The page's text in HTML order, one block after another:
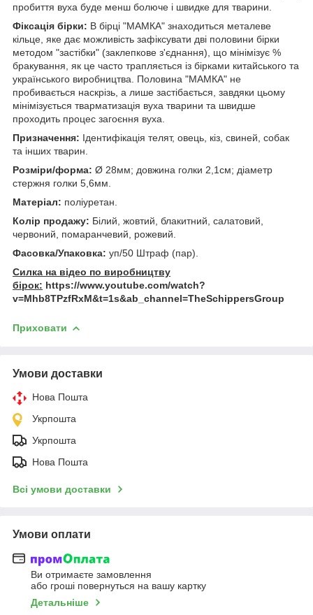
пробиття вуха буде менш болюче і швидке для тварини.
Фіксація бірки: В бірці "МАМКА" знаходиться металеве
кільце, яке дає можливість зафіксувати дві половини бірки
методом "застібки" (заклепкове з'єднання), що мінімізує %
бракування, як це часто трапляється із бірками китайського та
українського виробництва. Половина "МАМКА" не
пробивається наскрізь, а лише застібається, завдяки цьому
мінімізується тварматизація вуха тварини та швидше
проходить процес загоєння вуха.
Призначення: Ідентифікація телят, овець, кіз, свиней, собак
та інших тварин.
Розміри/форма: Ø 28мм; довжина голки 2,1см; діаметр
стержня голки 5,6мм.
Матеріал: поліуретан.
Колір продажу: Білий, жовтий, блакитний, салатовий,
червоний, помаранчевий, рожевий.
Фасовка/Упаковка: уп/50 Штраф (пар).
Силка на відео по виробництву
бірок: https://www.youtube.com/watch?
v=Mhb8TPzfRxM&t=1s&ab_channel=TheSchippersGroup
Приховати
Умови доставки
Нова Пошта
Укрпошта
Укрпошта
Нова Пошта
Всі умови доставки
Умови оплати
Ви отримаєте замовлення
або гроші повернуться на вашу картку
Детальніше